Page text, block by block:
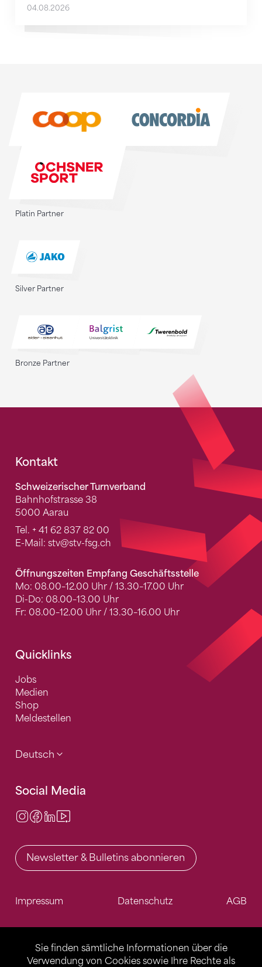
Sie finden sämtliche Informationen über die
Verwendung von Cookies sowie Ihre Rechte als
04.08.2026
Platin Partner
Silver Partner
Bronze Partner
Fusszeile
Kontakt
Schweizerischer Turnverband
Bahnhofstrasse 38
5000 Aarau
Tel. + 41 62 837 82 00
E-Mail: stv@stv-fsg.ch
Öffnungszeiten Empfang Geschäftsstelle
Mo: 08.00–12.00 Uhr / 13.30–17.00 Uhr
Di-Do: 08.00–13.00 Uhr
Fr: 08.00–12.00 Uhr / 13.30–16.00 Uhr
Quicklinks
Jobs
Medien
Shop
Meldestellen
Deutsch
Social Media
Instagram
Facebook
LinkedIn
Newsletter & Bulletins abonnieren
Impressum Datenschutz AGB